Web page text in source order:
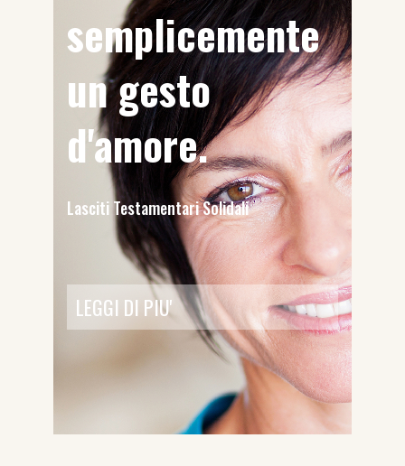
semplicemente
un gesto
d'amore.
Lasciti Testamentari Solidali
LEGGI DI PIU'